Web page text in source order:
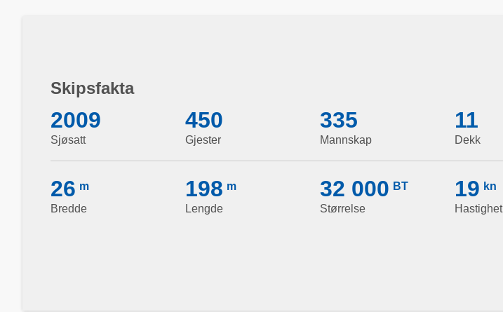
Skipsfakta
Sjøsatt
2009
Gjester
450
Mannskap
335
Dekk
11
Bredde
26 m
Lengde
198 m
Størrelse
32 000 BT
Hastighet
19 kn